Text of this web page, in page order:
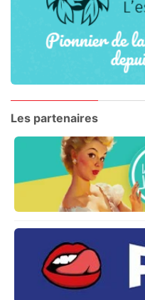
Les partenaires